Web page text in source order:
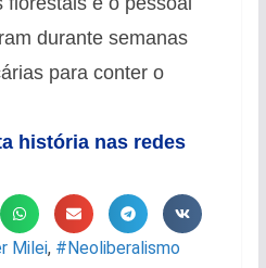
durante semanas
para conter o
história nas redes
Milei, #Neoliberalismo